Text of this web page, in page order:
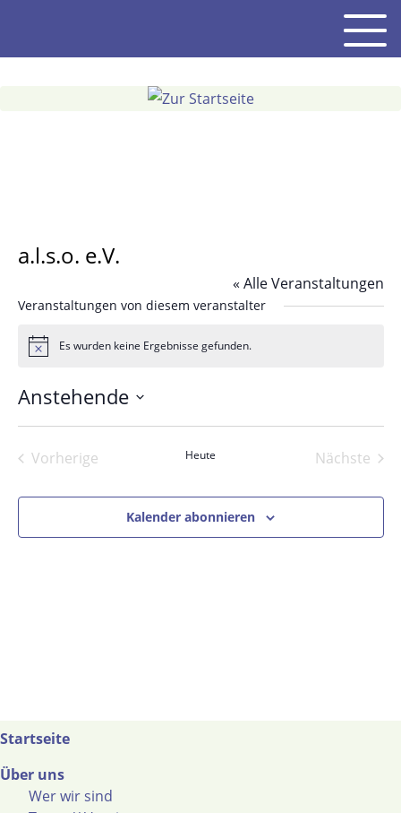
Inhalt
a.l.s.o. e.V.
« Alle Veranstaltungen
Veranstaltungen von diesem veranstalter
HinweisEs wurden keine Ergebnisse gefunden.
Anstehende
Datum
wählen.
Vorherige
Heute
Nächste
Kalender abonnieren
Startseite
Über uns
Wer wir sind